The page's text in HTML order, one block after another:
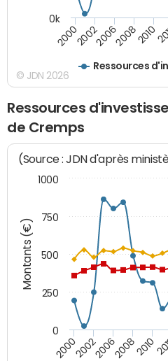
Ressources
20002002200620082010
0k
© JDN 2026
Ressources
de Cremps
Montants (€)
(Source : JDN d'après
20002002200620082010
0
250
500
750
1000